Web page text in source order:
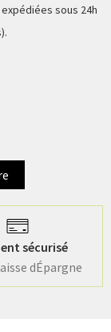
sous 24h
sécurisé
dÉpargne